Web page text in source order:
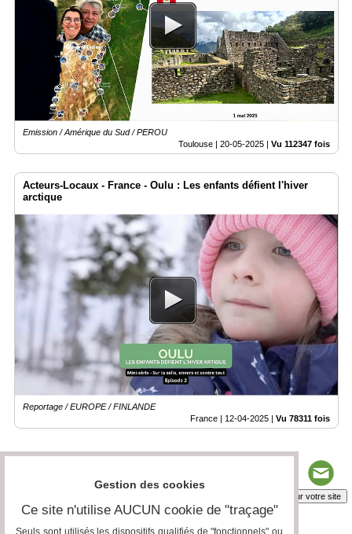
Emission / Amérique du Sud / PEROU
Toulouse | 20-05-2025 | Vu 112347 fois
Acteurs-Locaux - France - Oulu : Les enfants défient l'hiver
arctique
Reportage / EUROPE / FINLANDE
France | 12-04-2025 Vu 78311 fois
Insérez sur votre site
Gestion des cookies
Ce site n'utilise AUCUN cookie de "traçage"
Seuls sont utilisés les dispositifs qualifiés de "fonctionnels" ou